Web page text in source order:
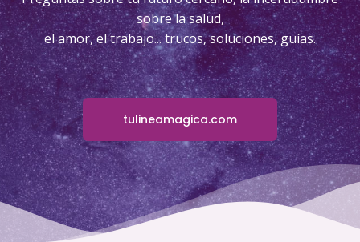
sobre la salud,
el amor, el trabajo... trucos, soluciones, guías.
tulineamagica.com